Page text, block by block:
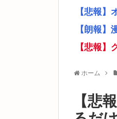
【悲報
【朗報
【悲報】
ホーム
【悲